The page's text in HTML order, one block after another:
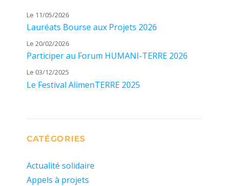
Le 11/05/2026
Lauréats Bourse aux Projets 2026
Le 20/02/2026
Participer au Forum HUMANI-TERRE 2026
Le 03/12/2025
Le Festival AlimenTERRE 2025
CATÉGORIES
Actualité solidaire
Appels à projets